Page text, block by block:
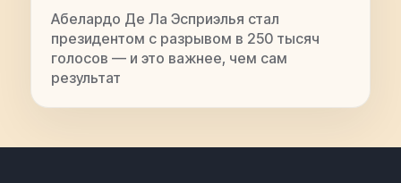
Абелардо Де Ла Эсприэлья стал
президентом с разрывом в 250 тысяч
голосов — и это важнее, чем сам
результат